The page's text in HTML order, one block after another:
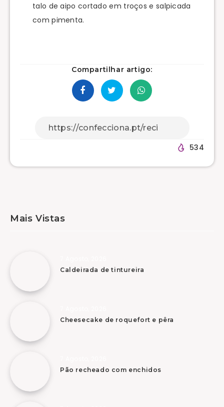
talo de aipo cortado em troços e salpicada
com pimenta.
Compartilhar artigo:
534
Mais Vistas
Caldeirada de tintureira
Cheesecake de roquefort e pêra
Pão recheado com enchidos